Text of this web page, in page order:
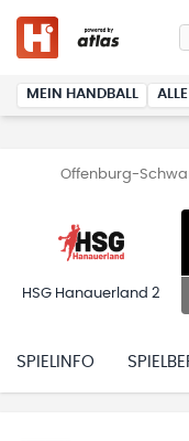
MEIN HANDBALL
Offenburg-
HSG Hanauerland 2
SPIELINFO